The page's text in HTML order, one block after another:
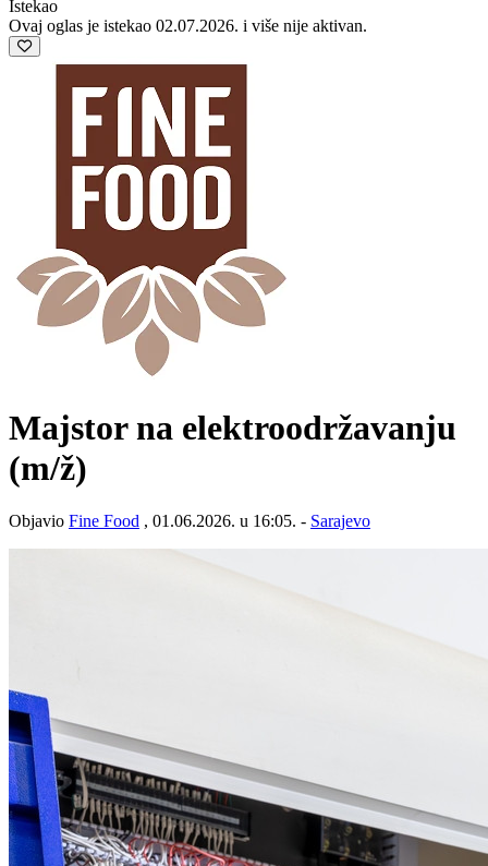
Istekao
Ovaj oglas je istekao 02.07.2026. i više nije aktivan.
Majstor na elektroodržavanju
(m/ž)
Objavio Fine Food , 01.06.2026. u 16:05. - Sarajevo